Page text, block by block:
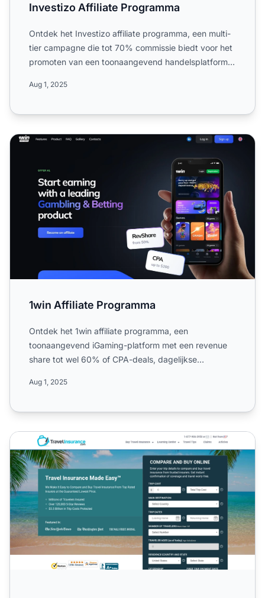
Investizo Affiliate Programma
Ontdek het Investizo affiliate programma, een multi-
tier campagne die tot 70% commissie biedt voor het
promoten van een toonaangevend handelsplatform.
Aug 1, 2025
1win Affiliate Programma
1win Affiliate Programma
Ontdek het 1win affiliate programma, een
toonaangevend iGaming-platform met een revenue
share tot wel 60% of CPA-deals, dagelijkse
Aug 1, 2025
Travelinsurance.com Affiliate Programma